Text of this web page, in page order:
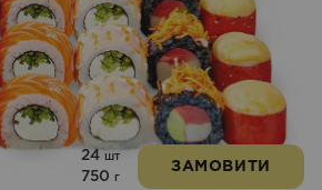
24 шт
750 г
ЗАМОВИТИ